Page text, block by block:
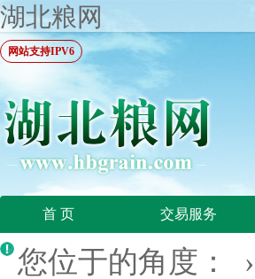
湖北粮网
网站支持IPV6
首 页 交易服务
您位于的角度： ›